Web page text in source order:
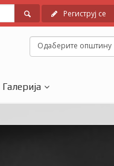
Региструј се
Одаберите општину
Галерија